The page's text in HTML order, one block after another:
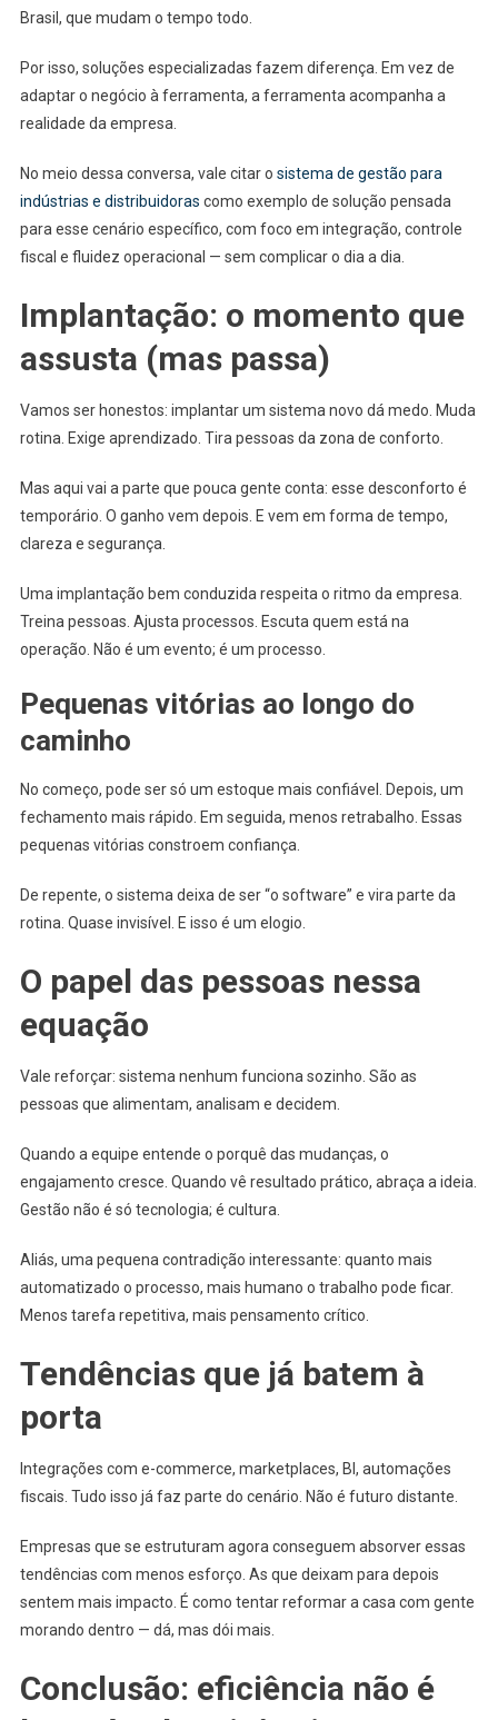
Brasil, que mudam o tempo todo.
Por isso, soluções especializadas fazem diferença. Em vez de
adaptar o negócio à ferramenta, a ferramenta acompanha a
realidade da empresa.
No meio dessa conversa, vale citar o sistema de gestão para
indústrias e distribuidoras como exemplo de solução pensada
para esse cenário específico, com foco em integração, controle
fiscal e fluidez operacional — sem complicar o dia a dia.
Implantação: o momento que
assusta (mas passa)
Vamos ser honestos: implantar um sistema novo dá medo. Muda
rotina. Exige aprendizado. Tira pessoas da zona de conforto.
Mas aqui vai a parte que pouca gente conta: esse desconforto é
temporário. O ganho vem depois. E vem em forma de tempo,
clareza e segurança.
Uma implantação bem conduzida respeita o ritmo da empresa.
Treina pessoas. Ajusta processos. Escuta quem está na
operação. Não é um evento; é um processo.
Pequenas vitórias ao longo do
caminho
No começo, pode ser só um estoque mais confiável. Depois, um
fechamento mais rápido. Em seguida, menos retrabalho. Essas
pequenas vitórias constroem confiança.
De repente, o sistema deixa de ser “o software” e vira parte da
rotina. Quase invisível. E isso é um elogio.
O papel das pessoas nessa
equação
Vale reforçar: sistema nenhum funciona sozinho. São as
pessoas que alimentam, analisam e decidem.
Quando a equipe entende o porquê das mudanças, o
engajamento cresce. Quando vê resultado prático, abraça a ideia.
Gestão não é só tecnologia; é cultura.
Aliás, uma pequena contradição interessante: quanto mais
automatizado o processo, mais humano o trabalho pode ficar.
Menos tarefa repetitiva, mais pensamento crítico.
Tendências que já batem à
porta
Integrações com e-commerce, marketplaces, BI, automações
fiscais. Tudo isso já faz parte do cenário. Não é futuro distante.
Empresas que se estruturam agora conseguem absorver essas
tendências com menos esforço. As que deixam para depois
sentem mais impacto. É como tentar reformar a casa com gente
morando dentro — dá, mas dói mais.
Conclusão: eficiência não é